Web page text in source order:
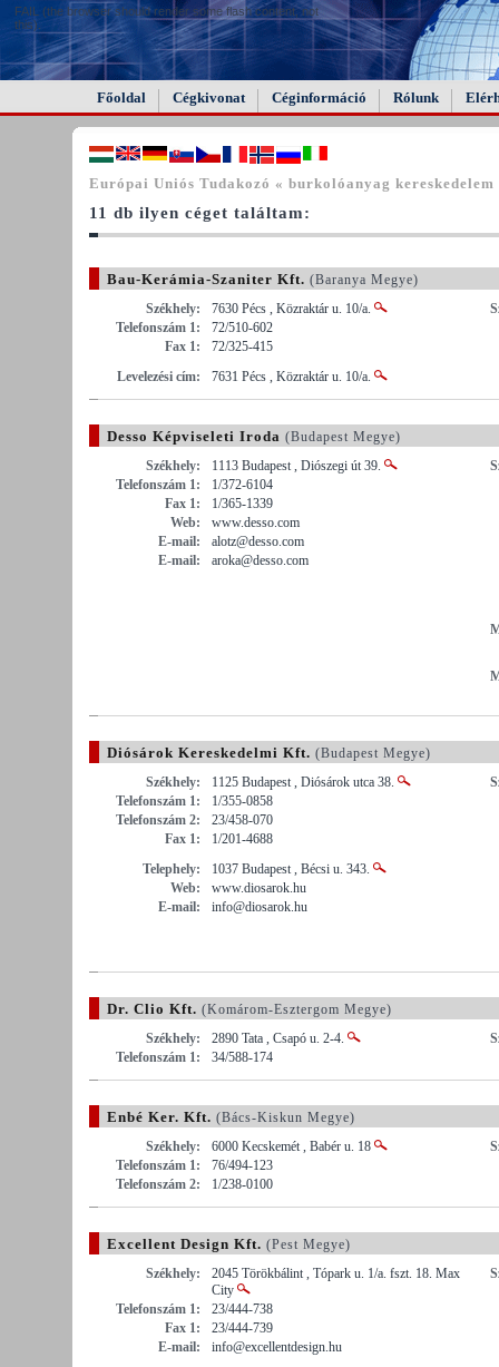
FAIL (the browser should render some flash content, not
this).
Főoldal Cégkivonat Céginformáció Rólunk
Európai Uniós Tudakozó « burkolóanyag kereskedelem
11 db ilyen céget találtam:
Bau-Kerámia-Szaniter Kft. (Baranya Megye)
Székhely:
7630 Pécs , Közraktár u. 10/a.
Telefonszám 1:
72/510-602
Fax 1:
72/325-415
Levelezési cím:
7631 Pécs , Közraktár u. 10/a.
Desso Képviseleti Iroda (Budapest Megye)
Székhely:
1113 Budapest , Diószegi út 39.
Telefonszám 1:
1/372-6104
Fax 1:
1/365-1339
Web:
www.desso.com
E-mail:
alotz@desso.com
E-mail:
aroka@desso.com
Diósárok Kereskedelmi Kft. (Budapest Megye)
Székhely:
1125 Budapest , Diósárok utca 38.
Telefonszám 1:
1/355-0858
Telefonszám 2:
23/458-070
Fax 1:
1/201-4688
Telephely:
1037 Budapest , Bécsi u. 343.
Web:
www.diosarok.hu
E-mail:
info@diosarok.hu
Dr. Clio Kft. (Komárom-Esztergom Megye)
Székhely:
2890 Tata , Csapó u. 2-4.
Telefonszám 1:
34/588-174
Enbé Ker. Kft. (Bács-Kiskun Megye)
Székhely:
6000 Kecskemét , Babér u. 18
Telefonszám 1:
76/494-123
Telefonszám 2:
1/238-0100
Excellent Design Kft. (Pest Megye)
Székhely:
2045 Törökbálint , Tópark u. 1/a. fszt. 18. Max
City
Telefonszám 1:
23/444-738
Fax 1:
23/444-739
E-mail:
info@excellentdesign.hu